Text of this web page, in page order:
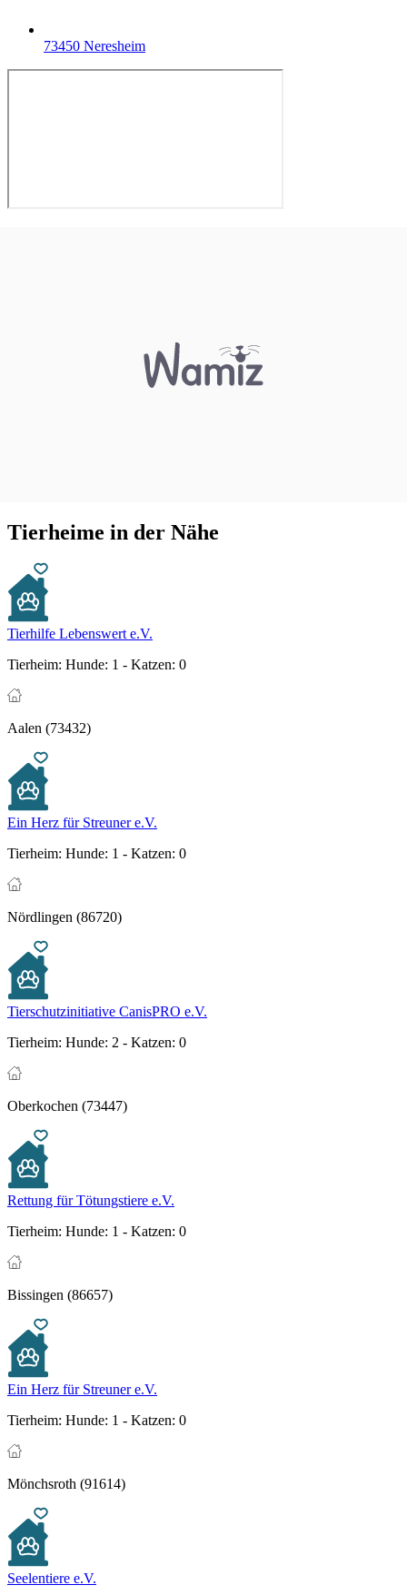
73450 Neresheim
Tierheime in der Nähe
Tierhilfe Lebenswert e.V.
Tierheim: Hunde: 1 - Katzen: 0
Aalen (73432)
Ein Herz für Streuner e.V.
Tierheim: Hunde: 1 - Katzen: 0
Nördlingen (86720)
Tierschutzinitiative CanisPRO e.V.
Tierheim: Hunde: 2 - Katzen: 0
Oberkochen (73447)
Rettung für Tötungstiere e.V.
Tierheim: Hunde: 1 - Katzen: 0
Bissingen (86657)
Ein Herz für Streuner e.V.
Tierheim: Hunde: 1 - Katzen: 0
Mönchsroth (91614)
Seelentiere e.V.